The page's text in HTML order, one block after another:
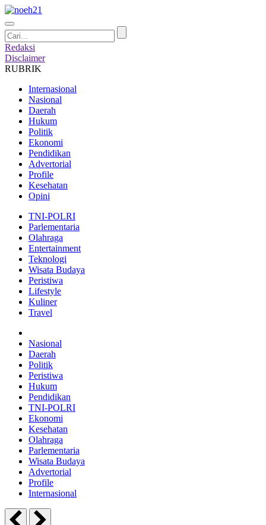
Redaksi
Disclaimer
RUBRIK
Internasional
Nasional
Daerah
Hukum
Politik
Ekonomi
Pendidikan
Advertorial
Profile
Kesehatan
Opini
TNI-POLRI
Parlementaria
Olahraga
Entertainment
Teknologi
Wisata Budaya
Peristiwa
Lifestyle
Kuliner
Travel
Nasional
Daerah
Politik
Peristiwa
Hukum
Pendidikan
TNI-POLRI
Ekonomi
Kesehatan
Olahraga
Parlementaria
Wisata Budaya
Advertorial
Profile
Internasional